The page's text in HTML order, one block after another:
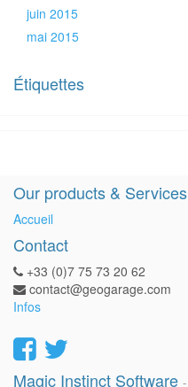
juin 2015
mai 2015
Étiquettes
Our products & Services
Accueil
Contact
+33 (0)7 75 73 20 62
contact@geogarage.com
Infos
Magic Instinct Software -